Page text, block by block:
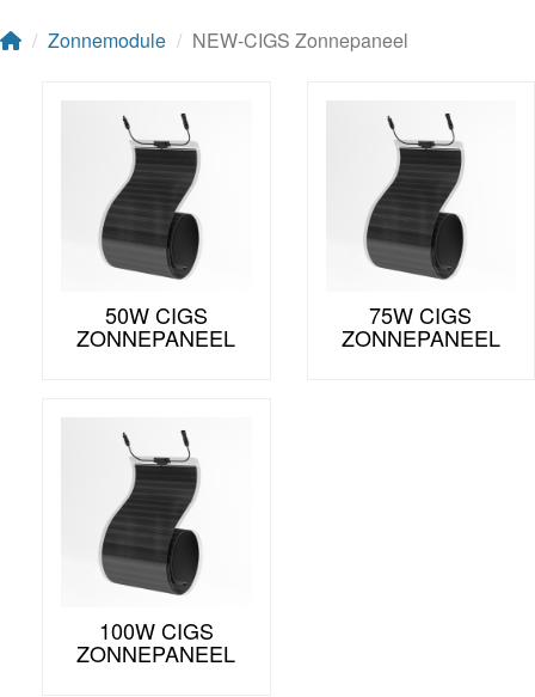
Zonnemodule NEW-CIGS Zonnepaneel
50W CIGS
ZONNEPANEEL
75W CIGS
ZONNEPANEEL
100W CIGS
ZONNEPANEEL